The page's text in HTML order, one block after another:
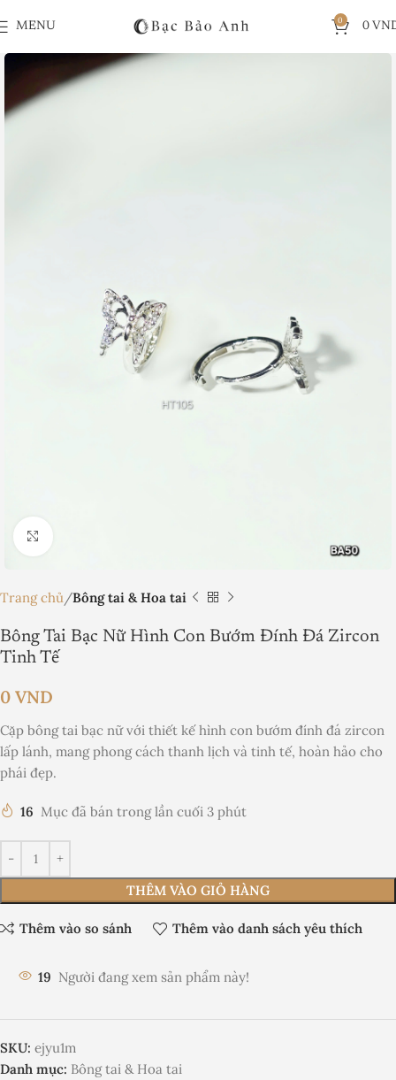
MENU
0
0
Trang chủ Bông tai & Hoa tai
Bông Tai Bạc Nữ Hình Con Bướm Đính Đá Zircon
Tinh Tế
0 VND
Cặp bông tai bạc nữ với thiết kế hình con bướm đính đá zircon
lấp lánh, mang phong cách thanh lịch và tinh tế, hoàn hảo cho
phái đẹp.
16 Mục đã bán trong lần cuối 3 phút
THÊM VÀO GIỎ HÀNG
Thêm vào so sánh Thêm vào danh sách yêu thích
19 Người đang xem sản phẩm này!
SKU: ejyu1m
Danh mục: Bông tai & Hoa tai